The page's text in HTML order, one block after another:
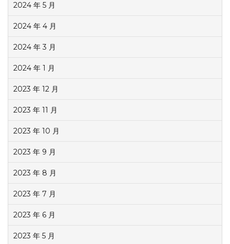
2024 年 5 月
2024 年 4 月
2024 年 3 月
2024 年 1 月
2023 年 12 月
2023 年 11 月
2023 年 10 月
2023 年 9 月
2023 年 8 月
2023 年 7 月
2023 年 6 月
2023 年 5 月